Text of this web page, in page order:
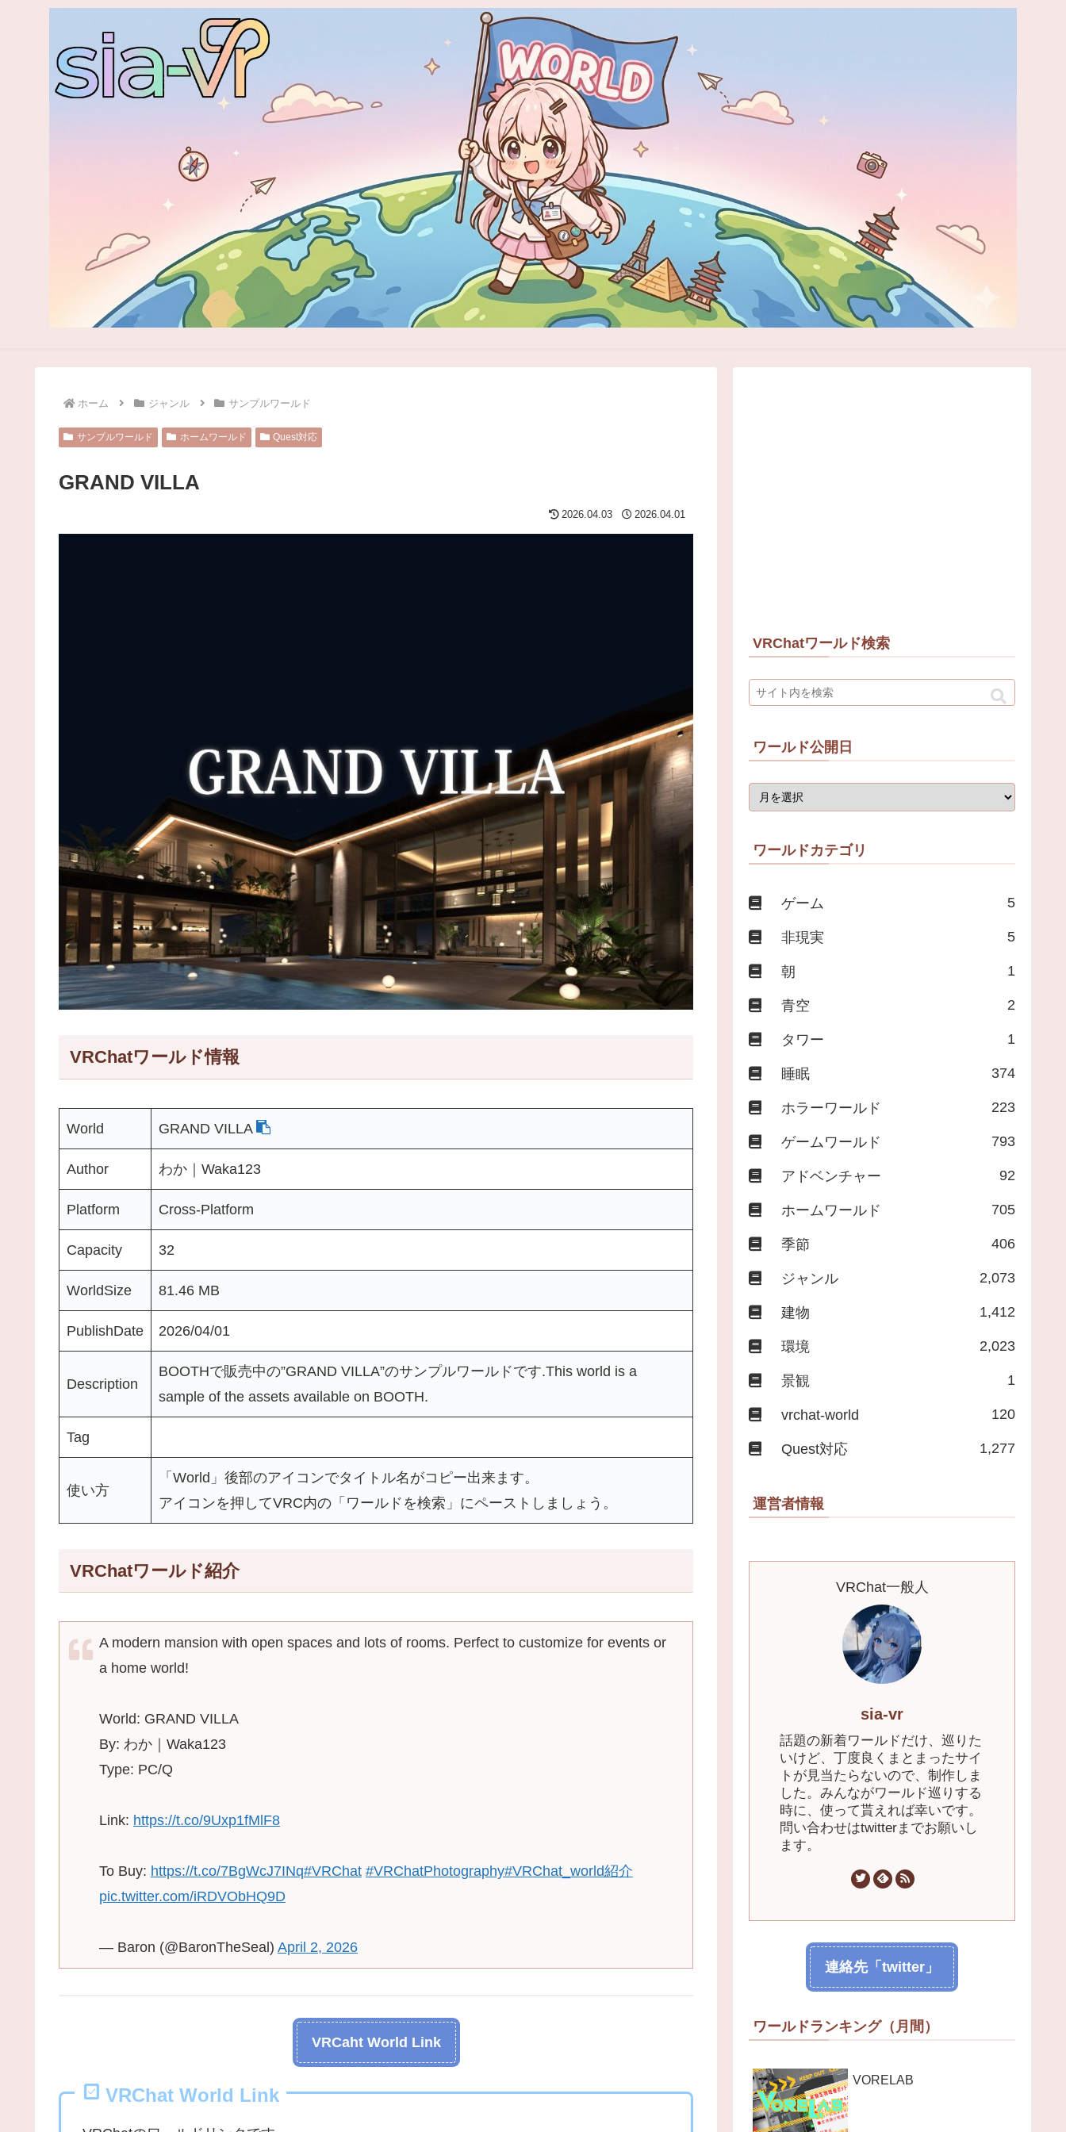
ホーム ジャンル サンプルワールド
サンプルワールド ホームワールド Quest対応
GRAND VILLA
2026.04.03 2026.04.01
VRChatワールド情報
World GRAND VILLA
Author わか｜Waka123
Platform Cross-Platform
Capacity 32
WorldSize 81.46 MB
PublishDate 2026/04/01
Description
BOOTHで販売中の”GRAND VILLA”のサンプルワールドです.This world is a
sample of the assets available on BOOTH.
Tag
使い方
「World」後部のアイコンでタイトル名がコピー出来ます。
アイコンを押してVRC内の「ワールドを検索」にペーストしましょう。
VRChatワールド紹介
A modern mansion with open spaces and lots of rooms. Perfect to customize for events or
a home world!
World: GRAND VILLA
By: わか｜Waka123
Type: PC/Q
Link: https://t.co/9Uxp1fMlF8
To Buy: https://t.co/7BgWcJ7INq#VRChat #VRChatPhotography#VRChat_world紹介
pic.twitter.com/iRDVObHQ9D
— Baron (@BaronTheSeal) April 2, 2026
VRCaht World Link
VRChat World Link
VRChatワールド検索
ワールド公開日
ワールドカテゴリ
ゲーム 5
非現実 5
朝 1
青空 2
タワー 1
睡眠 374
ホラーワールド 223
ゲームワールド 793
アドベンチャー 92
ホームワールド 705
季節 406
ジャンル 2,073
建物 1,412
環境 2,023
景観 1
vrchat-world 120
Quest対応 1,277
運営者情報
VRChat一般人
sia-vr
話題の新着ワールドだけ、巡りた
いけど、丁度良くまとまったサイ
トが見当たらないので、制作しま
した。みんながワールド巡りする
時に、使って貰えれば幸いです。
問い合わせはtwitterまでお願いし
ます。
連絡先「twitter」
ワールドランキング（月間）
VORELAB